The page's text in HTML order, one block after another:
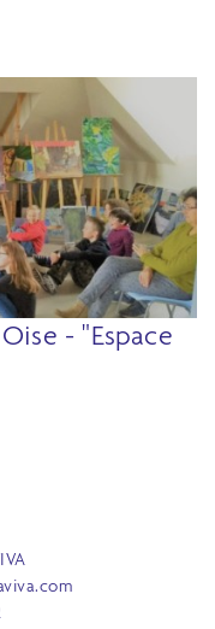
- "Espace